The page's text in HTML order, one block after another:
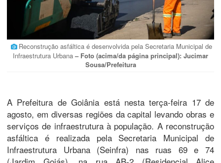
Reconstrução asfáltica é desenvolvida pela Secretaria Municipal de
Infraestrutura Urbana – Foto (acima/da página principal): Jucimar
Sousa/Prefeitura
A Prefeitura de Goiânia está nesta terça-feira 17 de
agosto, em diversas regiões da capital levando obras e
serviços de infraestrutura à população. A reconstrução
asfáltica é realizada pela Secretaria Municipal de
Infraestrutura Urbana (Seinfra) nas ruas 69 e 74